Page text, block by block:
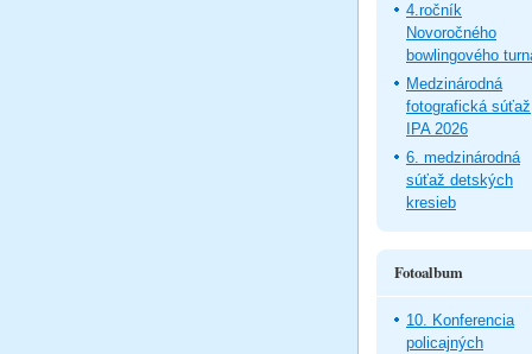
4.ročník
Novoročného
bowlingového
Medzinárodná
fotografická súťaž
IPA 2026
6. medzinárodná
súťaž detských
kresieb
Fotoalbum
10. Konferencia
policajných